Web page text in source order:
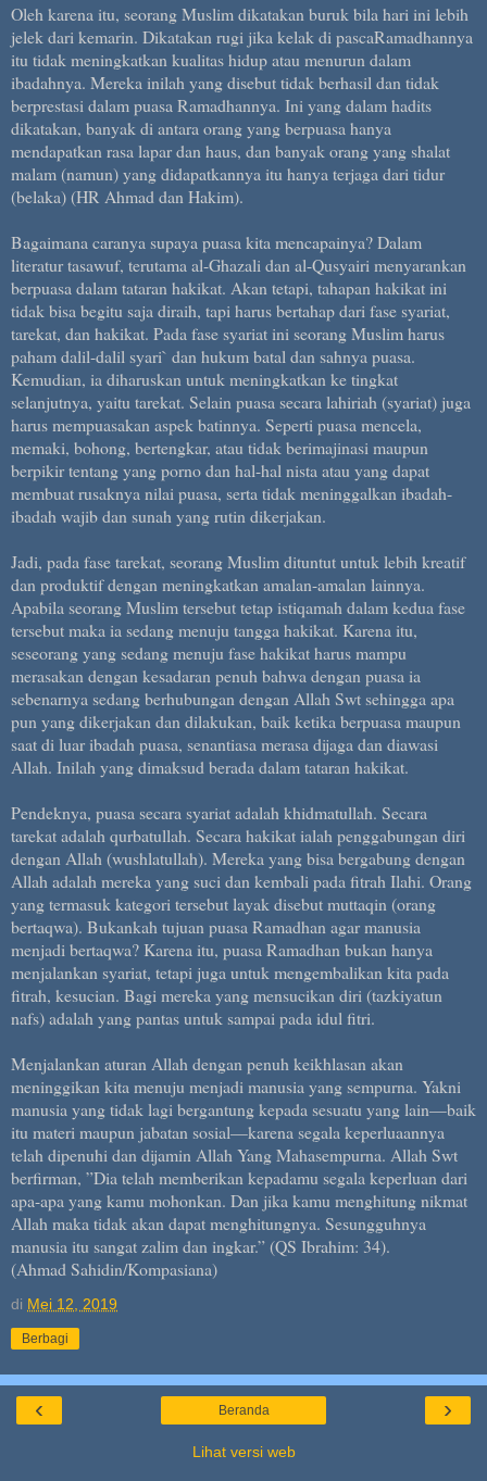
Oleh karena itu, seorang Muslim dikatakan buruk bila hari ini lebih
jelek dari kemarin. Dikatakan rugi jika kelak di pascaRamadhannya
itu tidak meningkatkan kualitas hidup atau menurun dalam
ibadahnya. Mereka inilah yang disebut tidak berhasil dan tidak
berprestasi dalam puasa Ramadhannya. Ini yang dalam hadits
dikatakan, banyak di antara orang yang berpuasa hanya
mendapatkan rasa lapar dan haus, dan banyak orang yang shalat
malam (namun) yang didapatkannya itu hanya terjaga dari tidur
(belaka) (HR Ahmad dan Hakim).
Bagaimana caranya supaya puasa kita mencapainya? Dalam
literatur tasawuf, terutama al-Ghazali dan al-Qusyairi menyarankan
berpuasa dalam tataran hakikat. Akan tetapi, tahapan hakikat ini
tidak bisa begitu saja diraih, tapi harus bertahap dari fase syariat,
tarekat, dan hakikat. Pada fase syariat ini seorang Muslim harus
paham dalil-dalil syari` dan hukum batal dan sahnya puasa.
Kemudian, ia diharuskan untuk meningkatkan ke tingkat
selanjutnya, yaitu tarekat. Selain puasa secara lahiriah (syariat) juga
harus mempuasakan aspek batinnya. Seperti puasa mencela,
memaki, bohong, bertengkar, atau tidak berimajinasi maupun
berpikir tentang yang porno dan hal-hal nista atau yang dapat
membuat rusaknya nilai puasa, serta tidak meninggalkan ibadah-
ibadah wajib dan sunah yang rutin dikerjakan.
Jadi, pada fase tarekat, seorang Muslim dituntut untuk lebih kreatif
dan produktif dengan meningkatkan amalan-amalan lainnya.
Apabila seorang Muslim tersebut tetap istiqamah dalam kedua fase
tersebut maka ia sedang menuju tangga hakikat. Karena itu,
seseorang yang sedang menuju fase hakikat harus mampu
merasakan dengan kesadaran penuh bahwa dengan puasa ia
sebenarnya sedang berhubungan dengan Allah Swt sehingga apa
pun yang dikerjakan dan dilakukan, baik ketika berpuasa maupun
saat di luar ibadah puasa, senantiasa merasa dijaga dan diawasi
Allah. Inilah yang dimaksud berada dalam tataran hakikat.
Pendeknya, puasa secara syariat adalah khidmatullah. Secara
tarekat adalah qurbatullah. Secara hakikat ialah penggabungan diri
dengan Allah (wushlatullah). Mereka yang bisa bergabung dengan
Allah adalah mereka yang suci dan kembali pada fitrah Ilahi. Orang
yang termasuk kategori tersebut layak disebut muttaqin (orang
bertaqwa). Bukankah tujuan puasa Ramadhan agar manusia
menjadi bertaqwa? Karena itu, puasa Ramadhan bukan hanya
menjalankan syariat, tetapi juga untuk mengembalikan kita pada
fitrah, kesucian. Bagi mereka yang mensucikan diri (tazkiyatun
nafs) adalah yang pantas untuk sampai pada idul fitri.
Menjalankan aturan Allah dengan penuh keikhlasan akan
meninggikan kita menuju menjadi manusia yang sempurna. Yakni
manusia yang tidak lagi bergantung kepada sesuatu yang lain—baik
itu materi maupun jabatan sosial—karena segala keperluaannya
telah dipenuhi dan dijamin Allah Yang Mahasempurna. Allah Swt
berfirman, ”Dia telah memberikan kepadamu segala keperluan dari
apa-apa yang kamu mohonkan. Dan jika kamu menghitung nikmat
Allah maka tidak akan dapat menghitungnya. Sesungguhnya
manusia itu sangat zalim dan ingkar.” (QS Ibrahim: 34).
(Ahmad Sahidin/Kompasiana)
di Mei 12, 2019
Berbagi
‹ ›
Beranda
Lihat versi web